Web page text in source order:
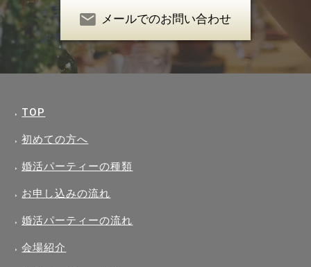
メールでのお問い合わせ
TOP
初めての方へ
婚活パーティーの種類
お申し込みの流れ
婚活パーティーの流れ
会場紹介